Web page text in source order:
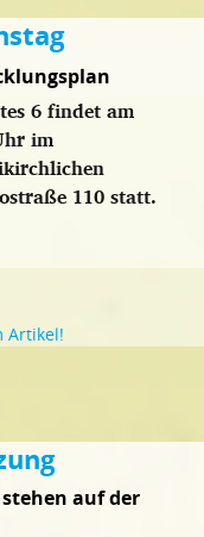
6 findet am
im
110 statt.
Artikel!
auf der